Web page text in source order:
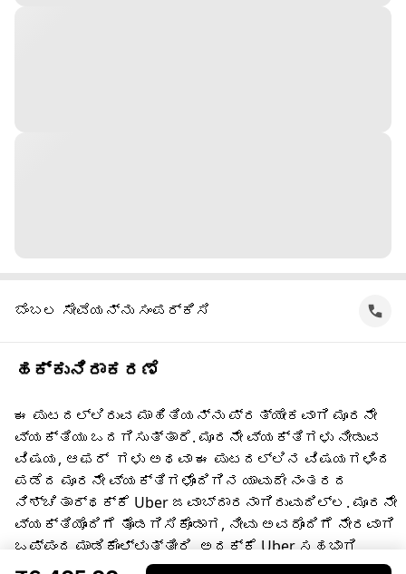
ಬೆಂಬಲ ಸೇವೆಯನ್ನು ಸಂಪರ್ಕಿಸಿ
ಹಕ್ಕುನಿರಾಕರಣೆ
ಈ ಪುಟದಲ್ಲಿರುವ ಮಾಹಿತಿಯನ್ನು ಪ್ರತ್ಯೇಕವಾಗಿ ಮೂರನೇ
ವ್ಯಕ್ತಿಯು ಒದಗಿಸುತ್ತಾರೆ. ಮೂರನೇ ವ್ಯಕ್ತಿಗಳು ನೀಡುವ
ವಿಷಯ, ಆಫರ್ ‌ ಗಳು ಅಥವಾ ಈ ಪುಟದಲ್ಲಿನ ವಿಷಯಗಳಿಂದ
ಪಡೆದ ಮೂರನೇ ವ್ಯಕ್ತಿಗಳೊಂದಿಗಿನ ಯಾವುದೇ ನಂತರದ
ನಿಶ್ಚಿತಾರ್ಥಕ್ಕೆ Uber ಜವಾಬ್ದಾರನಾಗಿರುವುದಿಲ್ಲ. ಮೂರನೇ
ವ್ಯಕ್ತಿಯೊಂದಿಗೆ ತೊಡಗಿಸಿಕೊಂಡಾಗ, ನೀವು ಅವರೊಂದಿಗೆ ನೇರವಾಗಿ
ಒಪ್ಪಂದ ಮಾಡಿಕೊಳ್ಳುತ್ತೀರಿ, ಅದಕ್ಕೆ Uber ಸಹಭಾಗಿ
ಅಲ್ಲ. ಪ್ರಶ್ನೆಗಳಿಗೆ, ದಯವಿಟ್ಟು ನೇರವಾಗಿ ಮೂರನೇ